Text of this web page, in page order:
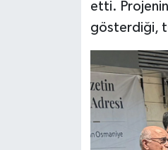
etti. Projenin
gösterdiği,